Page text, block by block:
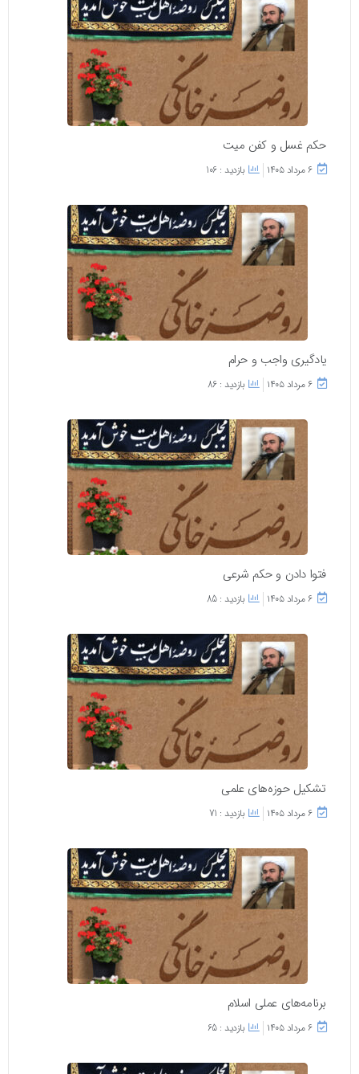
حکم غسل و کفن میت
۶ مرداد ۱۴۰۵ بازدید : 106
یادگیری واجب و حرام
۶ مرداد ۱۴۰۵ بازدید : 86
فتوا دادن و حکم شرعی
۶ مرداد ۱۴۰۵ بازدید : 85
تشکیل حوزه‌های علمی
۶ مرداد ۱۴۰۵ بازدید : 71
برنامه‌های عملی اسلام
۶ مرداد ۱۴۰۵ بازدید : 65